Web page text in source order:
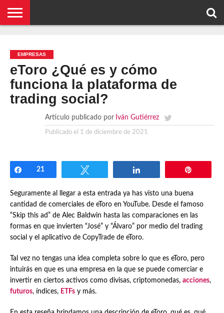
QUÉ
SE
ESTO?
EMPRESAS
eToro ¿Qué es y cómo
funciona la plataforma de
trading social?
Artículo publicado por Iván Gutiérrez
Publicado el 1 de diciembre de 2021
Compartir
21
Seguramente al llegar a esta entrada ya has visto una buena
cantidad de comerciales de eToro en YouTube. Desde el famoso
“Skip this ad” de Alec Baldwin hasta las comparaciones en las
formas en que invierten “José” y “Álvaro” por medio del trading
social y el aplicativo de CopyTrade de eToro.
Tal vez no tengas una idea completa sobre lo que es eToro, pero
intuirás en que es una empresa en la que se puede comerciar e
invertir en ciertos activos como divisas, criptomonedas, acciones,
futuros, índices, ETFsy más.